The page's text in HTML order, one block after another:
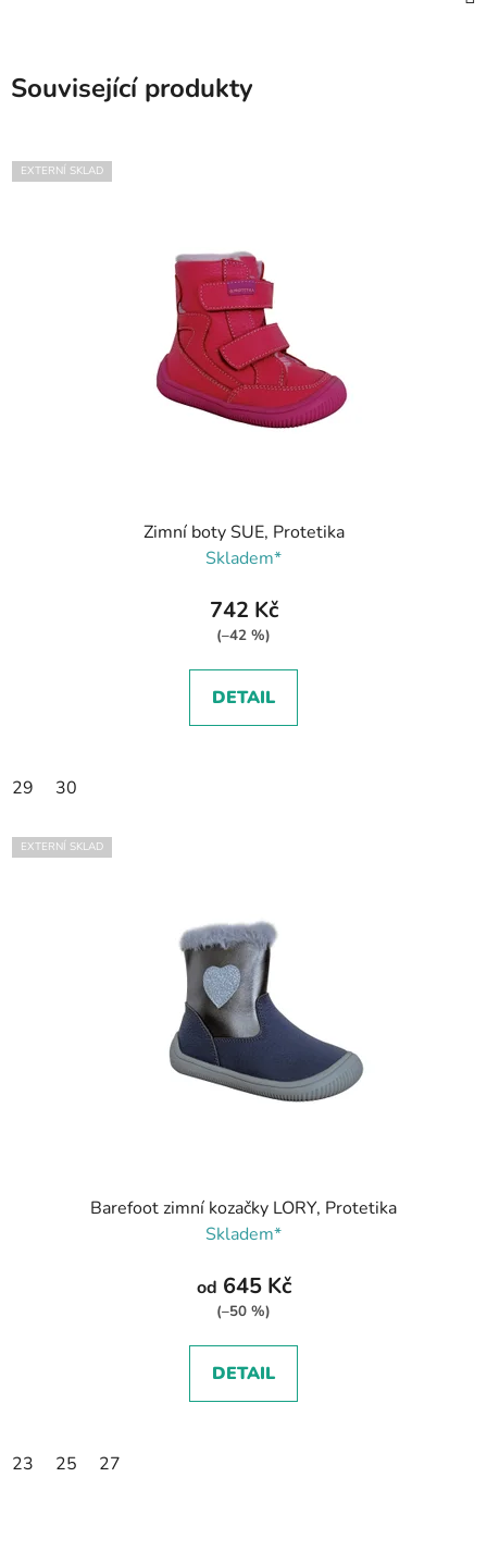
Související produkty
EXTERNÍ SKLAD
Zimní boty SUE, Protetika
Skladem*
742 Kč
(–42 %)
DETAIL
29 30
EXTERNÍ SKLAD
Barefoot zimní kozačky LORY, Protetika
Skladem*
od 645 Kč
(–50 %)
DETAIL
23 25 27